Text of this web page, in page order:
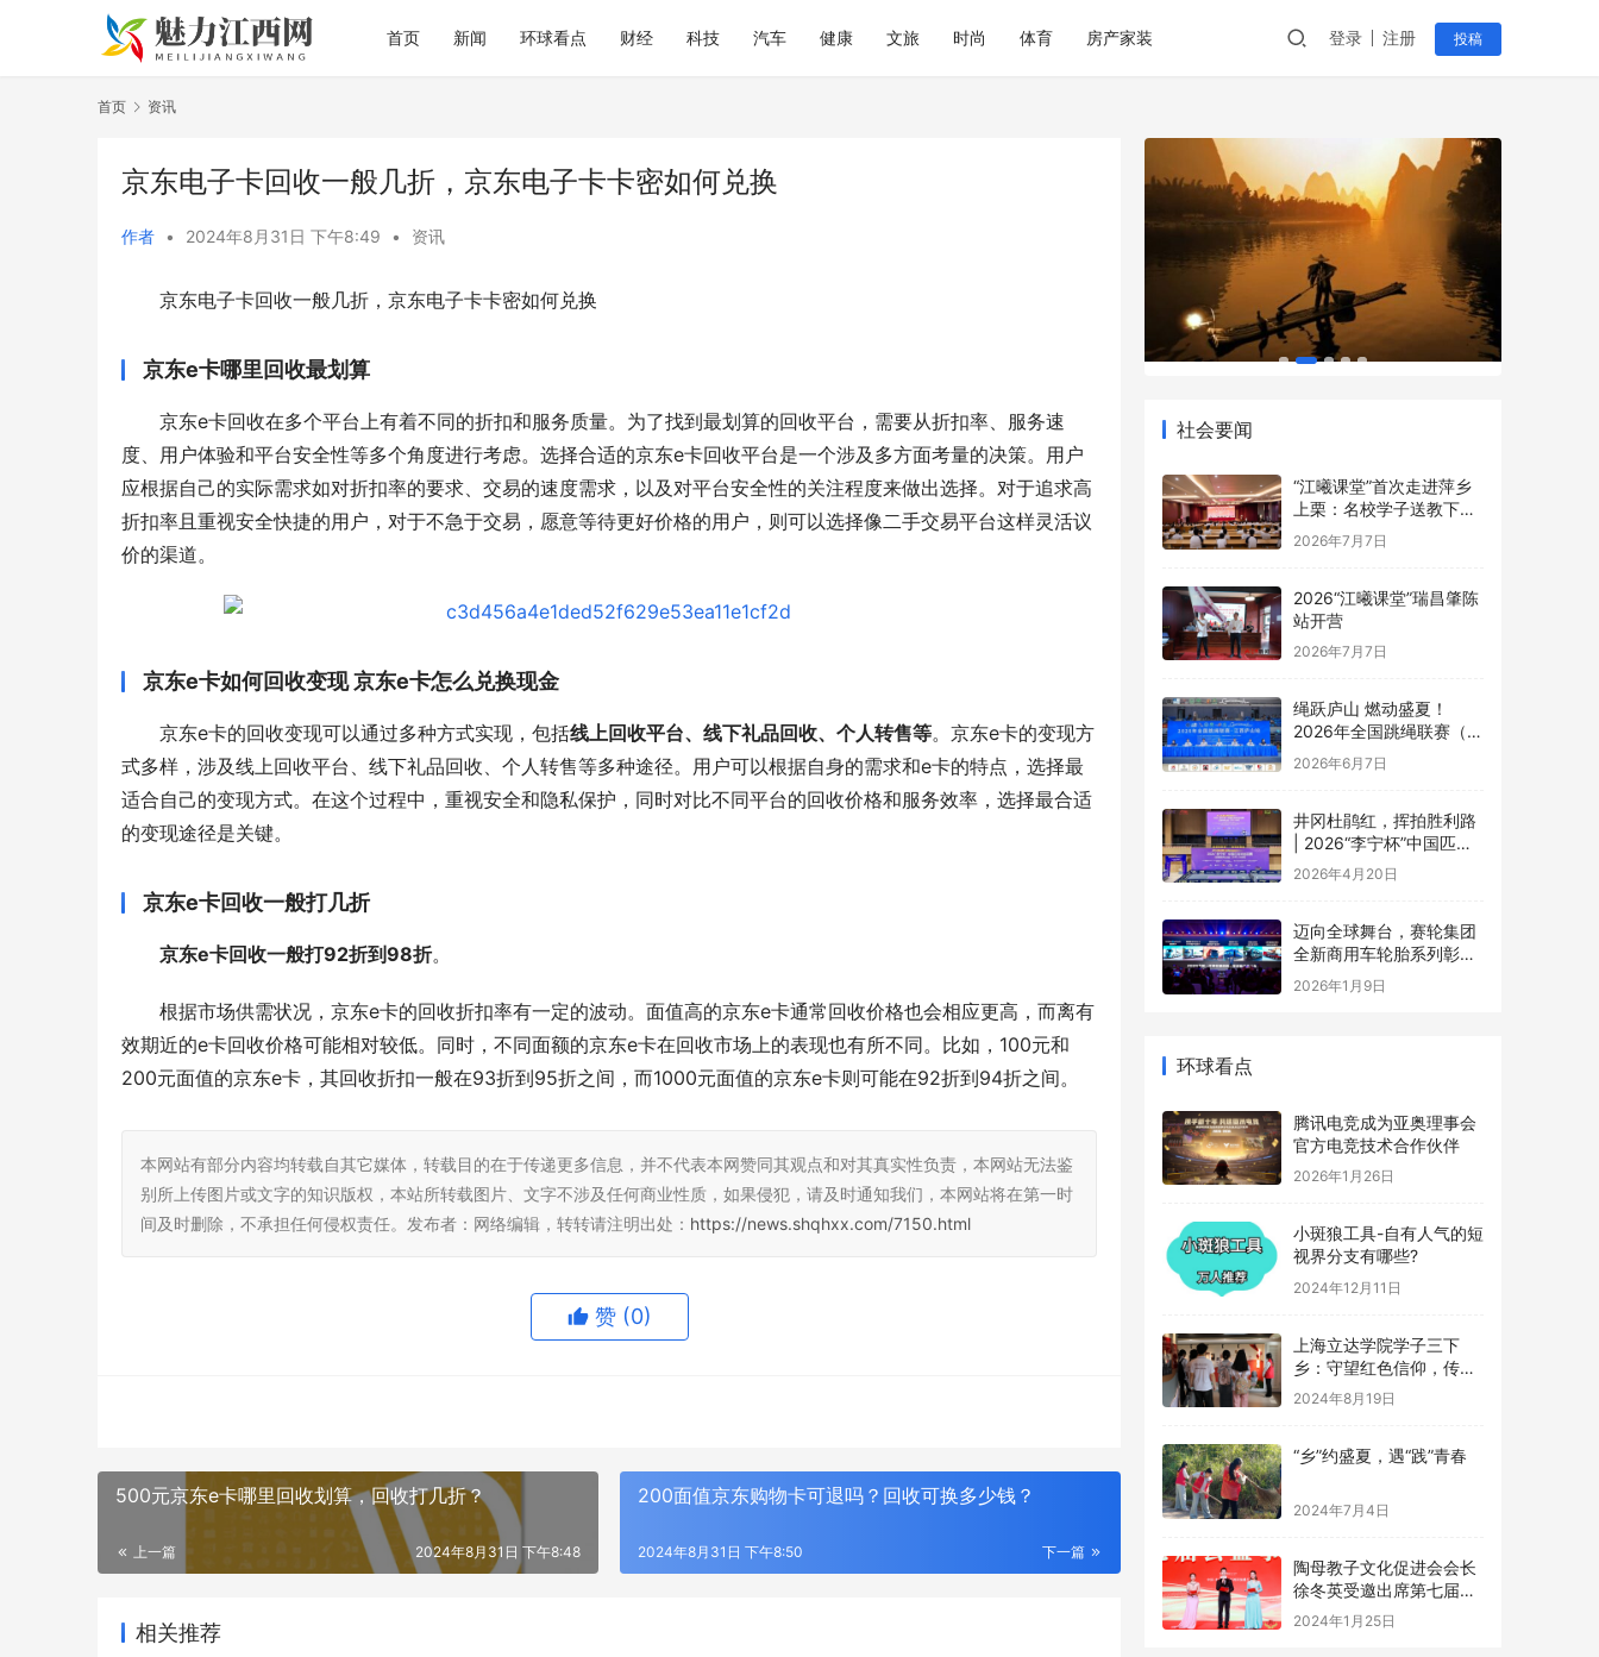
首页 新闻 环球看点 财经 科技 汽车 健康 文旅 时尚 体育 房产家装 登录 注册 投稿
首页 资讯
京东电子卡回收一般几折，京东电子卡卡密如何兑换
作者 • 2024年8月31日 下午8:49 • 资讯
京东电子卡回收一般几折，京东电子卡卡密如何兑换
京东e卡哪里回收最划算
京东e卡回收在多个平台上有着不同的折扣和服务质量。为了找到最划算的回收平台，需要从折扣率、服务速
度、用户体验和平台安全性等多个角度进行考虑。选择合适的京东e卡回收平台是一个涉及多方面考量的决策。用户
应根据自己的实际需求如对折扣率的要求、交易的速度需求，以及对平台安全性的关注程度来做出选择。对于追求高
折扣率且重视安全快捷的用户，对于不急于交易，愿意等待更好价格的用户，则可以选择像二手交易平台这样灵活议
价的渠道。
京东e卡如何回收变现 京东e卡怎么兑换现金
京东e卡的回收变现可以通过多种方式实现，包括线上回收平台、线下礼品回收、个人转售等。京东e卡的变现方
式多样，涉及线上回收平台、线下礼品回收、个人转售等多种途径。用户可以根据自身的需求和e卡的特点，选择最
适合自己的变现方式。在这个过程中，重视安全和隐私保护，同时对比不同平台的回收价格和服务效率，选择最合适
的变现途径是关键。
京东e卡回收一般打几折
京东e卡回收一般打92折到98折。
根据市场供需状况，京东e卡的回收折扣率有一定的波动。面值高的京东e卡通常回收价格也会相应更高，而离有
效期近的e卡回收价格可能相对较低。同时，不同面额的京东e卡在回收市场上的表现也有所不同。比如，100元和
200元面值的京东e卡，其回收折扣一般在93折到95折之间，而1000元面值的京东e卡则可能在92折到94折之间。
本网站有部分内容均转载自其它媒体，转载目的在于传递更多信息，并不代表本网赞同其观点和对其真实性负责，本网站无法鉴
别所上传图片或文字的知识版权，本站所转载图片、文字不涉及任何商业性质，如果侵犯，请及时通知我们，本网站将在第一时
间及时删除，不承担任何侵权责任。发布者：网络编辑，转转请注明出处： https://news.shqhxx.com/7150.html
赞 (0)
500元京东e卡哪里回收划算，回收打几折？
上一篇 2024年8月31日 下午8:48
200面值京东购物卡可退吗？回收可换多少钱？
下一篇
2024年8月31日 下午8:50
相关推荐
社会要闻
“江曦课堂”首次走进萍乡
上栗：名校学子送教下乡
点亮乡村少年暑期梦
2026年7月7日
2026“江曦课堂”瑞昌肇陈
站开营
2026年7月7日
绳跃庐山 燃动盛夏！
2026年全国跳绳联赛（江
西庐山站）盛大开幕
2026年6月7日
井冈杜鹃红，挥拍胜利路
| 2026“李宁杯”中国匹克
球巡回赛井冈山站圆满落
2026年4月20日
迈向全球舞台，赛轮集团
全新商用车轮胎系列彰显
中国品牌实力
2026年1月9日
环球看点
腾讯电竞成为亚奥理事会
官方电竞技术合作伙伴
2026年1月26日
小斑狼工具-自有人气的短
视界分支有哪些?
2024年12月11日
上海立达学院学子三下
乡：守望红色信仰，传承
革命记忆
2024年8月19日
“乡”约盛夏，遇“践”青春
2024年7月4日
陶母教子文化促进会会长
徐冬英受邀出席第七届公
益事业大典
2024年1月25日